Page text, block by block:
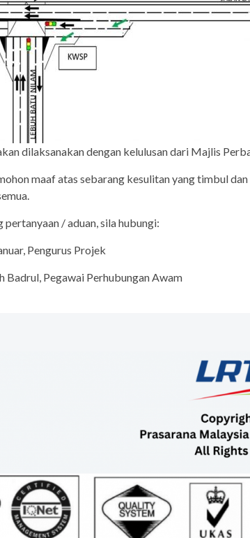
dilaksanakan dengan kelulusan dari Majlis
maaf atas sebarang kesulitan yang timbul
pertanyaan / aduan, sila hubungi:
Pengurus
Badrul, Pegawai